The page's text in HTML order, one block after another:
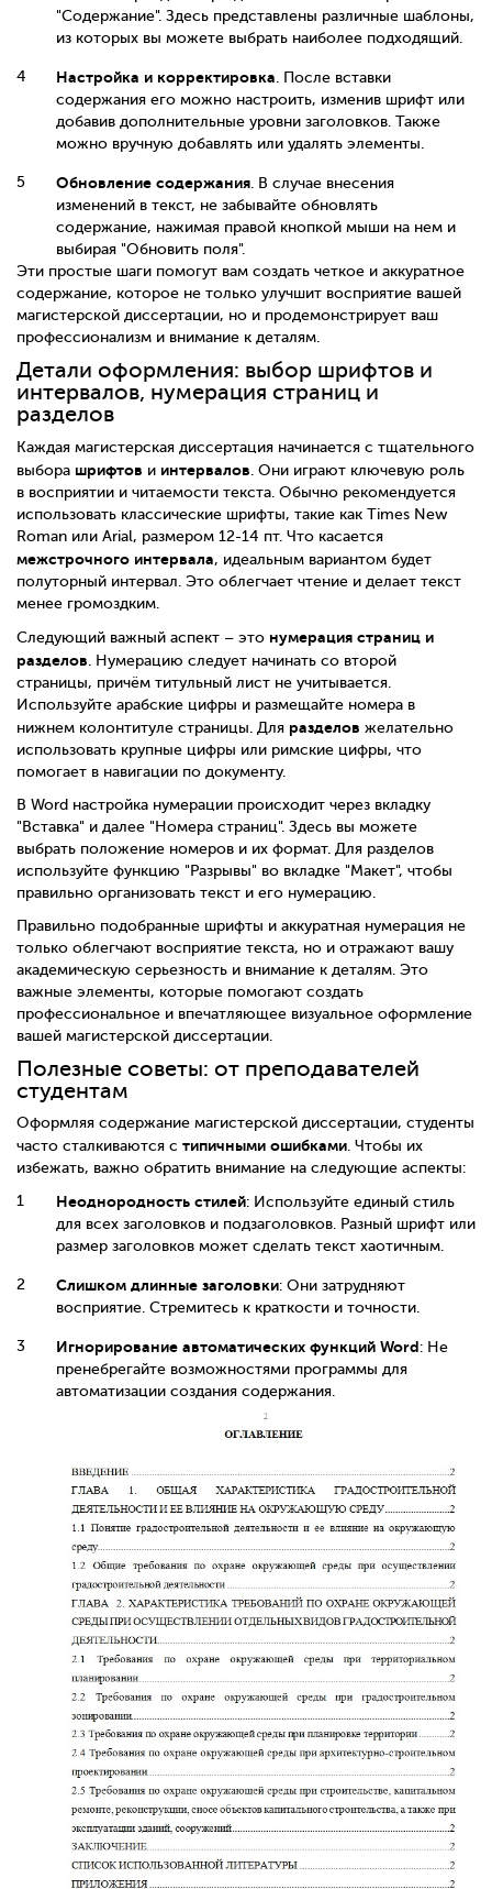
"Содержание". Здесь представлены различные шаблоны,
из которых вы можете выбрать наиболее подходящий.
Настройка и корректировка. После вставки
содержания его можно настроить, изменив шрифт или
добавив дополнительные уровни заголовков. Также
можно вручную добавлять или удалять элементы.
Обновление содержания. В случае внесения
изменений в текст, не забывайте обновлять
содержание, нажимая правой кнопкой мыши на нем и
выбирая "Обновить поля".
Эти простые шаги помогут вам создать четкое и аккуратное
содержание, которое не только улучшит восприятие вашей
магистерской диссертации, но и продемонстрирует ваш
профессионализм и внимание к деталям.
Детали оформления: выбор шрифтов и
интервалов, нумерация страниц и
разделов
Каждая магистерская диссертация начинается с тщательного
выбора шрифтов и интервалов . Они играют ключевую роль
в восприятии и читаемости текста. Обычно рекомендуется
использовать классические шрифты, такие как Times New
Roman или Arial, размером 12-14 пт. Что касается
межстрочного интервала, идеальным вариантом будет
полуторный интервал. Это облегчает чтение и делает текст
менее громоздким.
Следующий важный аспект – это нумерация страниц и
разделов . Нумерацию следует начинать со второй
страницы, причём титульный лист не учитывается.
Используйте арабские цифры и размещайте номера в
нижнем колонтитуле страницы. Для разделов желательно
использовать крупные цифры или римские цифры, что
помогает в навигации по документу.
В Word настройка нумерации происходит через вкладку
"Вставка" и далее "Номера страниц". Здесь вы можете
выбрать положение номеров и их формат. Для разделов
используйте функцию "Разрывы" во вкладке "Макет", чтобы
правильно организовать текст и его нумерацию.
Правильно подобранные шрифты и аккуратная нумерация не
только облегчают восприятие текста, но и отражают вашу
академическую серьезность и внимание к деталям. Это
важные элементы, которые помогают создать
профессиональное и впечатляющее визуальное оформление
вашей магистерской диссертации.
Полезные советы: от преподавателей
студентам
Оформляя содержание магистерской диссертации, студенты
часто сталкиваются с типичными ошибками. Чтобы их
избежать, важно обратить внимание на следующие аспекты:
Неоднородность стилей: Используйте единый стиль
для всех заголовков и подзаголовков. Разный шрифт или
размер заголовков может сделать текст хаотичным.
Слишком длинные заголовки: Они затрудняют
восприятие. Стремитесь к краткости и точности.
Игнорирование автоматических функций Word: Не
пренебрегайте возможностями программы для
автоматизации создания содержания.